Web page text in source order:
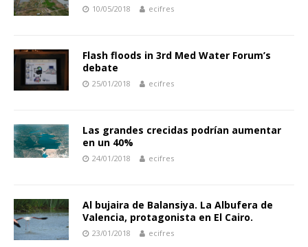
10/05/2018 ecifres
Flash floods in 3rd Med Water Forum’s
debate
25/01/2018 ecifres
Las grandes crecidas podrían aumentar
en un 40%
24/01/2018 ecifres
Al bujaira de Balansiya. La Albufera de
Valencia, protagonista en El Cairo.
23/01/2018 ecifres